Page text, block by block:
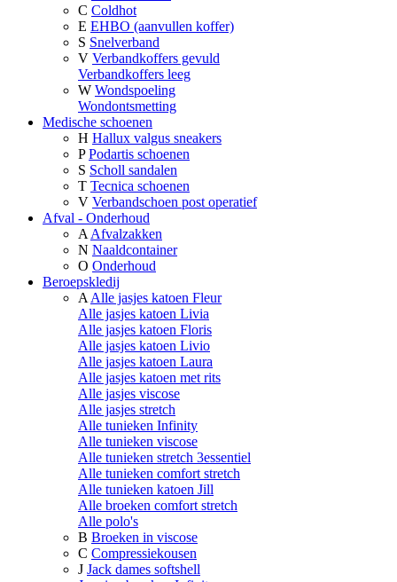
C Coldhot
E EHBO (aanvullen koffer)
S Snelverband
V Verbandkoffers gevuld
Verbandkoffers leeg
W Wondspoeling
Wondontsmetting
Medische schoenen
H Hallux valgus sneakers
P Podartis schoenen
S Scholl sandalen
T Tecnica schoenen
V Verbandschoen post operatief
Afval - Onderhoud
A Afvalzakken
N Naaldcontainer
O Onderhoud
Beroepskledij
A Alle jasjes katoen Fleur
Alle jasjes katoen Livia
Alle jasjes katoen Floris
Alle jasjes katoen Livio
Alle jasjes katoen Laura
Alle jasjes katoen met rits
Alle jasjes viscose
Alle jasjes stretch
Alle tunieken Infinity
Alle tunieken viscose
Alle tunieken stretch 3essentiel
Alle tunieken comfort stretch
Alle tunieken katoen Jill
Alle broeken comfort stretch
Alle polo's
B Broeken in viscose
C Compressiekousen
J Jack dames softshell